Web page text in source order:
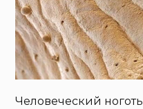
Человеческий ноготь